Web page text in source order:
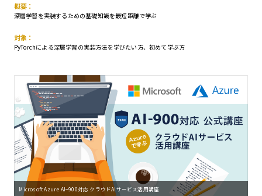
概要：
深層学習を実装するための基礎知識を最短距離で学ぶ
対象：
PyTorchによる深層学習の実装方法を学びたい方、初めて学ぶ方
Microsoft Azure AI−900対応 クラウドAIサービス活用講座